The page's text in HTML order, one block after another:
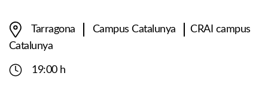
Tarragona Campus Catalunya
CRAI campus
Catalunya
19:00 h